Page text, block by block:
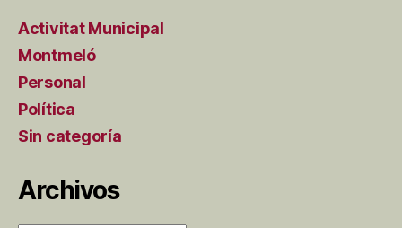
Activitat Municipal
Montmeló
Personal
Política
Sin categoría
Archivos